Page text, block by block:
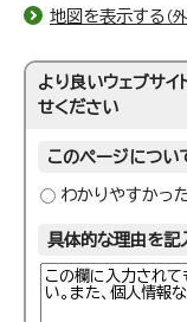
地図を表示する （
より良いウェブサ
せください
このページについ
わかりやすかっ
具体的な理由を記